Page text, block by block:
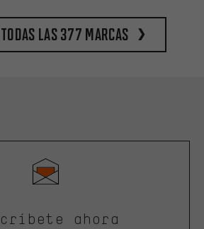
las 377 marcas
ahora